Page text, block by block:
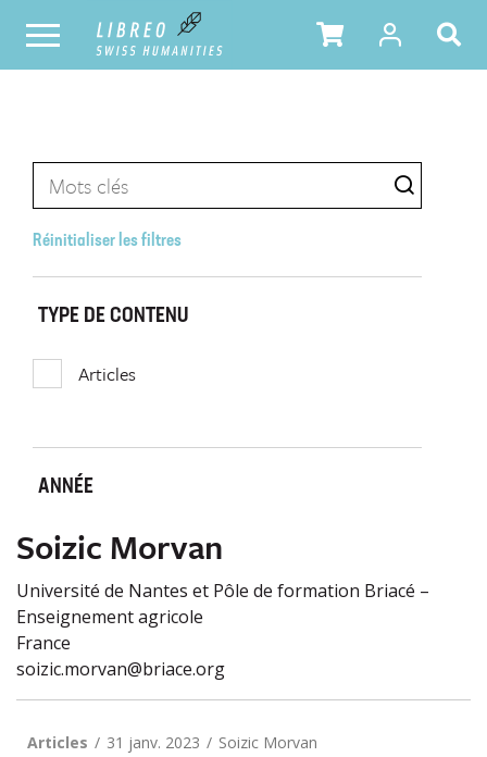
Réinitialiser les filtres
TYPE DE CONTENU
Articles
ANNÉE
Soizic Morvan
Université de Nantes et Pôle de formation Briacé –
Enseignement agricole
France
soizic.morvan@briace.org
Articles 31 janv. 2023 Soizic Morvan